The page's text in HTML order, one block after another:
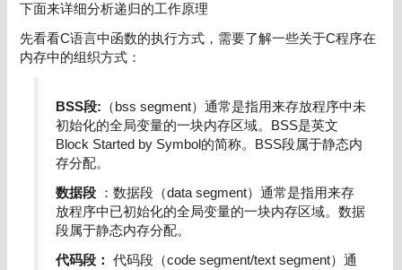
下面来详细分析递归的工作原理
先看看C语言中函数的执行方式，需要了解一些关于C程序在
内存中的组织方式：
BSS段: （bss segment）通常是指用来存放程序中未
初始化的全局变量的一块内存区域。BSS是英文
Block Started by Symbol的简称。BSS段属于静态内
存分配。
数据段 ：数据段（data segment）通常是指用来存
放程序中已初始化的全局变量的一块内存区域。数据
段属于静态内存分配。
代码段： 代码段（code segment/text segment）通